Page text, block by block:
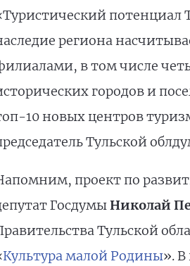
потенциал
региона
в том числе
городов и
10 новых центров
Тульской
проект по
ГосдумыНиколай
Тульской
Культура малой Родины». В